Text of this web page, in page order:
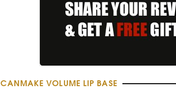
CANMAKE VOLUME LIP BASE